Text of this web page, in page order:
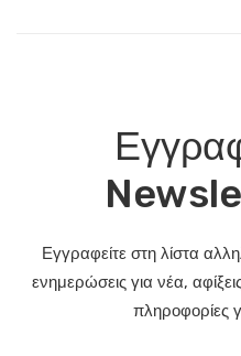
Εγγραφείτε στη λίστα
ενημερώσεις για νέα,
πληροφορίες